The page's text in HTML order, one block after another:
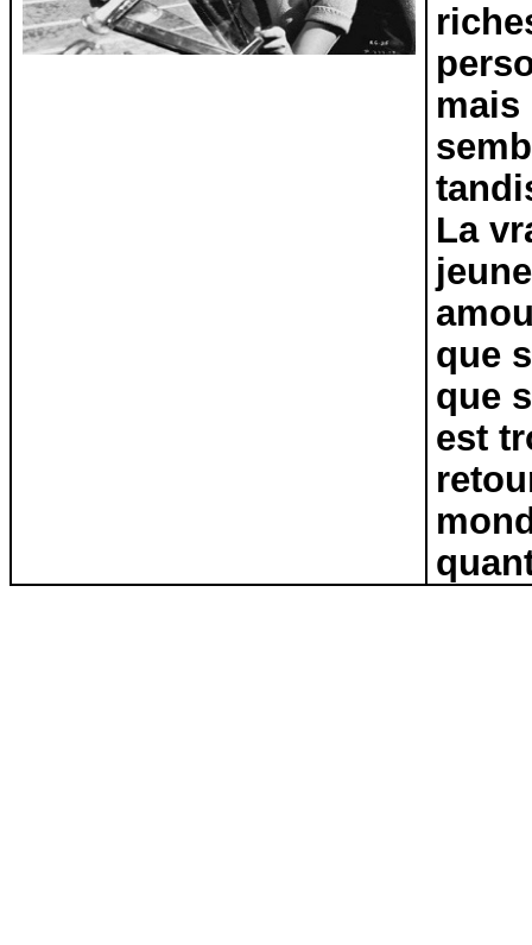
mais
La
que
que
est